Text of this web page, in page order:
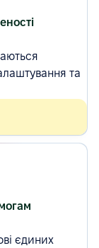
та
єдиних